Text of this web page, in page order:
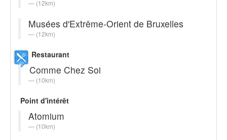
(12km)
Musées d'Extrême-Orient de Bruxelles
(12km)
Restaurant
Comme Chez Soi
(10km)
Point d'intérêt
Atomium
(10km)